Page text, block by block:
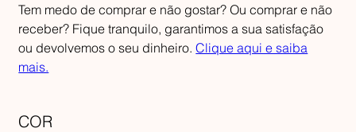
Tem medo de comprar e não gostar? Ou comprar e não
receber? Fique tranquilo, garantimos a sua satisfação
ou devolvemos o seu dinheiro.Clique aqui e saiba
mais.
COR